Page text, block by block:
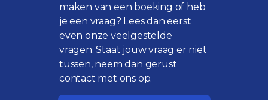
maken van een boeking of heb
je een vraag? Lees dan eerst
even onzeveelgestelde
vragen. Staat jouw vraag er niet
tussen, neem dan gerust
contact met ons op.